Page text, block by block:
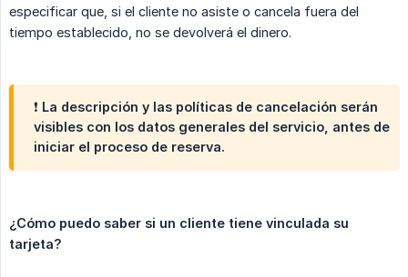
especificar que, si el cliente no asiste o cancela fuera del
tiempo establecido, no se devolverá el dinero.
❗ La descripción y las políticas de cancelación serán
visibles con los datos generales del servicio, antes de
iniciar el proceso de reserva.
¿Cómo puedo saber si un cliente tiene vinculada su
tarjeta?